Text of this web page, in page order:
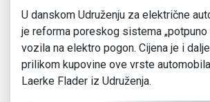
U danskom Udruženju za električne
je reforma poreskog sistema „potpuno
vozila na elektro pogon. Cijena je i
prilikom kupovine ove vrste
Laerke Flader iz Udruženja.